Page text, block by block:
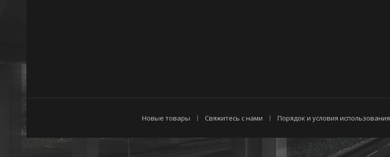
Новые товары Свяжитесь с нами Порядок и условия использования